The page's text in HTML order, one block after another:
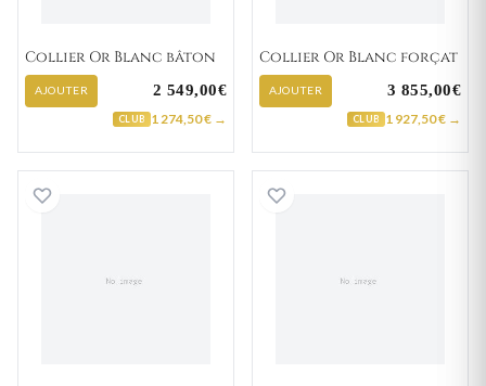
Collier Or Blanc bâton
AJOUTER 2 549,00€
CLUB 1 274,50 € →
Collier Or Blanc forçat
AJOUTER 3 855,00€
CLUB 1 927,50 € →
Collier Or Blanc forçat